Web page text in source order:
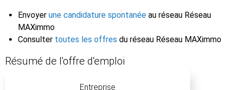
Envoyer une candidature spontanée au réseau Réseau
MAXimmo
Consulter toutes les offres du réseau Réseau MAXimmo
Résumé de l'offre d'emploi
Entreprise